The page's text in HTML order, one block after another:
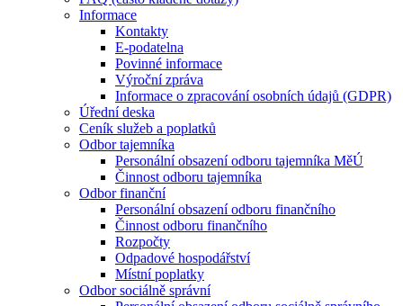
Informace
Kontakty
E-podatelna
Povinné informace
Výroční zpráva
Informace o zpracování osobních údajů (GDPR)
Úřední deska
Ceník služeb a poplatků
Odbor tajemníka
Personální obsazení odboru tajemníka MěÚ
Činnost odboru tajemníka
Odbor finanční
Personální obsazení odboru finančního
Činnost odboru finančního
Rozpočty
Odpadové hospodářství
Místní poplatky
Odbor sociálně správní